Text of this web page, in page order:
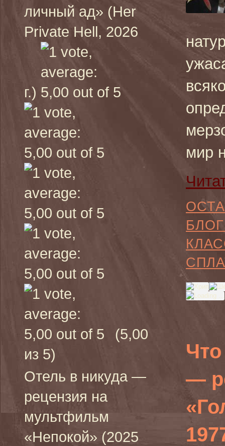
личный ад» (Her
Private Hell, 2026
г.)
(5,00
из 5)
Отель в никуда —
рецензия на
мультфильм
«Непокой» (2025
мир
БЛОГ
—